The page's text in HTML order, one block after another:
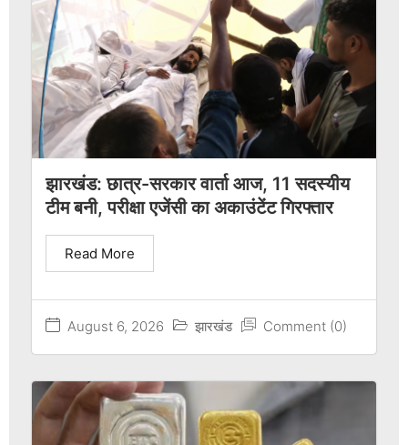
झारखंड: छात्र-सरकार वार्ता आज, 11 सदस्यीय
टीम बनी, परीक्षा एजेंसी का अकाउंटेंट गिरफ्तार
August 6, 2026 झारखंड Comment (0)
Read More